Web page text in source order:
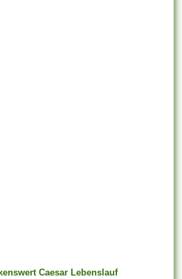
Caesar Lebenslauf